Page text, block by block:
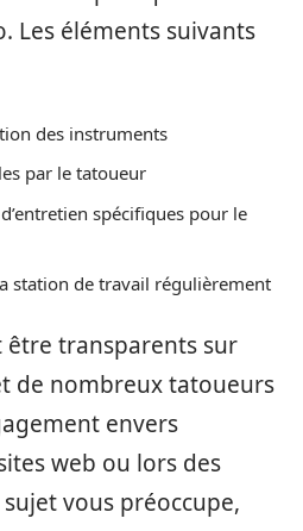
Les éléments suivants
des instruments
par le tatoueur
spécifiques pour le
station de travail régulièrement
être transparents sur
de nombreux tatoueurs
envers
web ou lors des
vous préoccupe,